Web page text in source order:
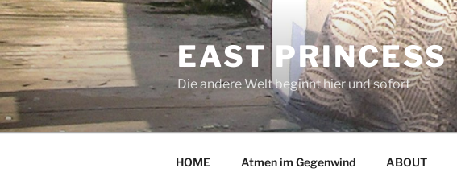
Zum
Inhalt
springen
EAST PRINCESS
Die andere Welt beginnt hier und sofort
HOME Atmen im Gegenwind ABOUT